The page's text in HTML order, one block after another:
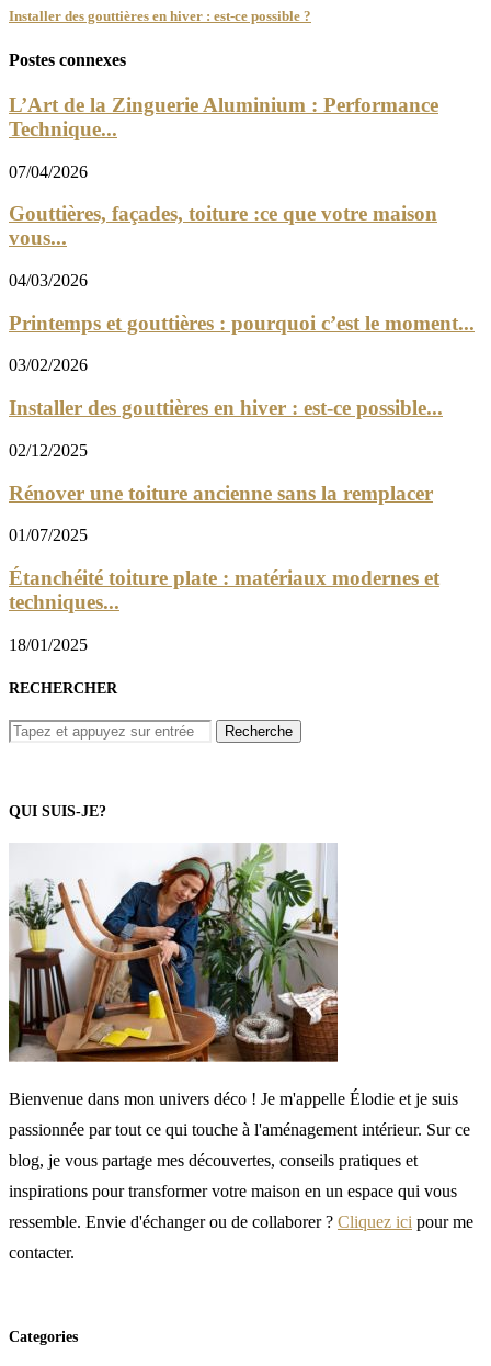
Installer des gouttières en hiver : est-ce possible ?
Postes connexes
L’Art de la Zinguerie Aluminium : Performance
Technique...
07/04/2026
Gouttières, façades, toiture :ce que votre maison
vous...
04/03/2026
Printemps et gouttières : pourquoi c’est le moment...
03/02/2026
Installer des gouttières en hiver : est-ce possible...
02/12/2025
Rénover une toiture ancienne sans la remplacer
01/07/2025
Étanchéité toiture plate : matériaux modernes et
techniques...
18/01/2025
RECHERCHER
QUI SUIS-JE?
Bienvenue dans mon univers déco ! Je m'appelle Élodie et je suis
passionnée par tout ce qui touche à l'aménagement intérieur. Sur ce
blog, je vous partage mes découvertes, conseils pratiques et
inspirations pour transformer votre maison en un espace qui vous
ressemble. Envie d'échanger ou de collaborer ? Cliquez ici pour me
contacter.
Categories